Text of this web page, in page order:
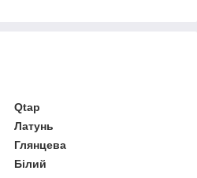
Qtap
Латунь
Глянцева
Білий